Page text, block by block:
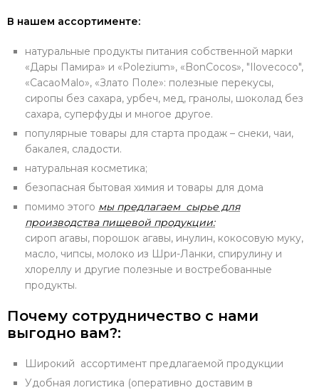
В нашем ассортименте:
натуральные продукты питания собственной марки
«Дары Памира» и «Polezium», «BonCocos», "Ilovecoco",
«CacaoMalo», «Злато Поле»: полезные перекусы,
сиропы без сахара, урбеч, мед, гранолы, шоколад без
сахара, суперфуды и многое другое.
популярные товары для старта продаж – снеки, чаи,
бакалея, сладости.
натуральная косметика;
безопасная бытовая химия и товары для дома
помимо этого мы предлагаем сырье для
производства пищевой продукции:
сироп агавы, порошок агавы, инулин, кокосовую муку,
масло, чипсы, молоко из Шри-Ланки, спирулину и
хлореллу и другие полезные и востребованные
продукты.
Почему сотрудничество с нами
выгодно вам?:
Широкий ассортимент предлагаемой продукции
Удобная логистика (оперативно доставим в